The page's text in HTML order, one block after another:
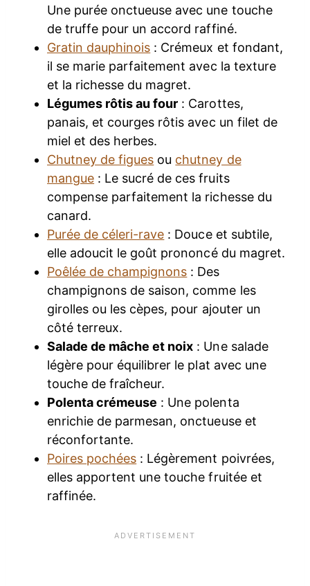
Une purée onctueuse avec une touche
de truffe pour un accord raffiné.
Gratin dauphinois : Crémeux et fondant,
il se marie parfaitement avec la texture
et la richesse du magret.
Légumes rôtis au four : Carottes,
panais, et courges rôtis avec un filet de
miel et des herbes.
Chutney de figues ou chutney de
mangue : Le sucré de ces fruits
compense parfaitement la richesse du
canard.
Purée de céleri-rave : Douce et subtile,
elle adoucit le goût prononcé du magret.
Poêlée de champignons : Des
champignons de saison, comme les
girolles ou les cèpes, pour ajouter un
côté terreux.
Salade de mâche et noix : Une salade
légère pour équilibrer le plat avec une
touche de fraîcheur.
Polenta crémeuse : Une polenta
enrichie de parmesan, onctueuse et
réconfortante.
Poires pochées : Légèrement poivrées,
elles apportent une touche fruitée et
raffinée.